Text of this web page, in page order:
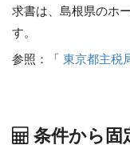
求書は、島根県のホ
す。
参照：「 東京都主税
条件から固